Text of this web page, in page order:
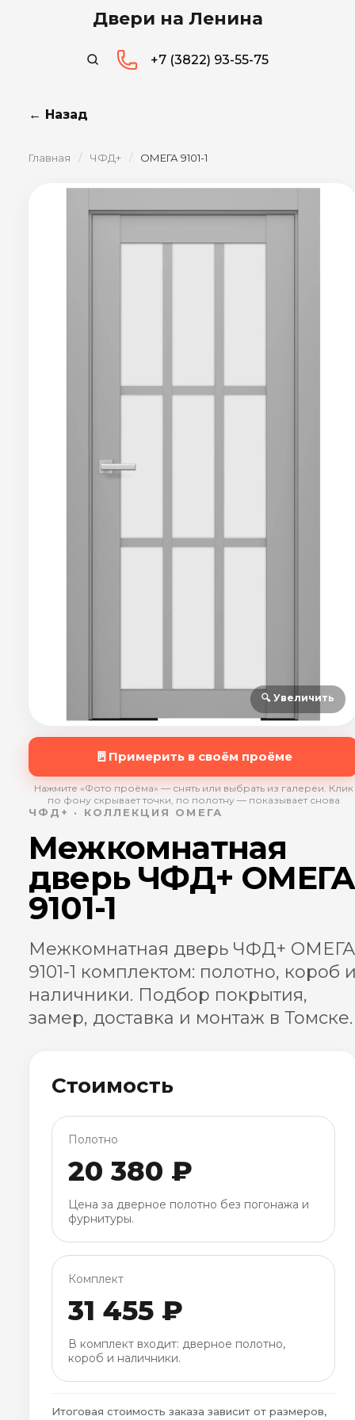
Двери на Ленина
+7 (3822) 93-55-75
← Назад
Главная / ЧФД+ / ОМЕГА 9101-1
🔍 Увеличить
🚪 Примерить в своём проёме
Нажмите «Фото проёма» — снять или выбрать из галереи. Клик
по фону скрывает точки, по полотну — показывает снова
ЧФД+ · КОЛЛЕКЦИЯ ОМЕГА
Межкомнатная
дверь ЧФД+ ОМЕГА
9101-1
Межкомнатная дверь ЧФД+ ОМЕГА
9101-1 комплектом: полотно, короб
наличники. Подбор покрытия,
замер, доставка и монтаж в Томске.
Стоимость
Полотно
20 380 ₽
Цена за дверное полотно без погонажа и
фурнитуры.
Комплект
31 455 ₽
В комплект входит: дверное полотно,
короб и наличники.
Итоговая стоимость заказа зависит от размеров,